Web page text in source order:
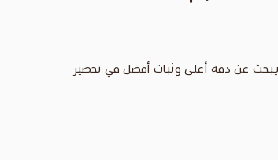
عن دقة أعلى وثبات أفضل في تحضير